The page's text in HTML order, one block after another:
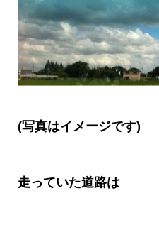
(写真はイメージです)
走っていた道路は